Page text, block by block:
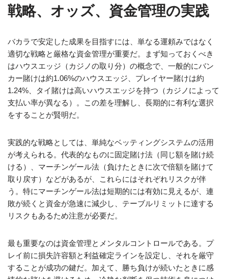
戦略、オッズ、資金管理の実践
バカラで安定した成果を目指すには、単なる運頼みではなく
適切な戦略と厳格な資金管理が重要だ。まず知っておくべき
はハウスエッジ（カジノの取り分）の概念で、一般的にバン
カー賭けは約1.06%のハウスエッジ、プレイヤー賭けは約
1.24%、タイ賭けは高いハウスエッジを持つ（カジノによって
支払い率が異なる）。この差を理解し、長期的に有利な選択
をすることが賢明だ。
実践的な戦略としては、単純なベッティングシステムの活用
が考えられる。代表的なものに固定賭け法（同じ額を賭け続
ける）、マーチンゲール法（負けたときに次で倍額を賭けて
取り戻す）などがあるが、これらにはそれぞれリスクが伴
う。特にマーチンゲール法は短期的には有効に見えるが、連
敗が続くと資金が急速に減少し、テーブルリミットに達する
リスクもあるため注意が必要だ。
最も重要なのは資金管理とメンタルコントロールである。プ
レイ前に損失許容額と利益確定ラインを設定し、それを厳守
することが成功の鍵だ。加えて、勝ち負けが続いたときに感